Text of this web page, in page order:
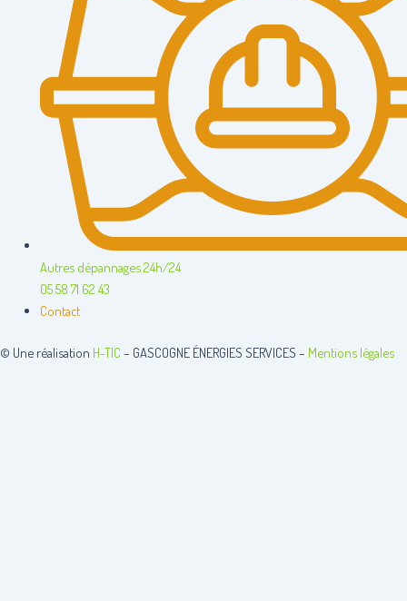
Autres dépannages 24h/24
05 58 71 62 43
Contact
© Une réalisation H-TIC – GASCOGNE ÉNERGIES SERVICES – Mentions légales